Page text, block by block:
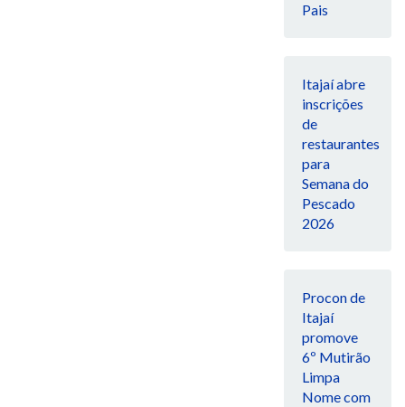
Pais
Itajaí abre
inscrições
de
restaurantes
para
Semana do
Pescado
2026
Procon de
Itajaí
promove
6º Mutirão
Limpa
Nome com